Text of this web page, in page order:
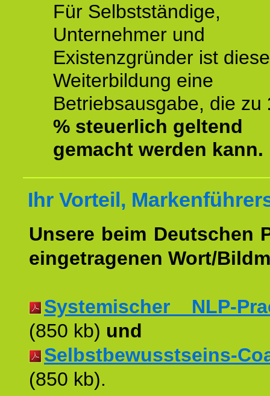
Für Selbstständige,
Unternehmer und
Existenzgründer ist diese
Weiterbildung eine
Betriebsausgabe, die zu
% steuerlich geltend
gemacht werden kann.
Ihr Vorteil,
Unsere beim Deutschen
eingetragenen Wort/
Systemischer NLP-
(850 kb) und
Selbstbewusstseins-
(850 kb).